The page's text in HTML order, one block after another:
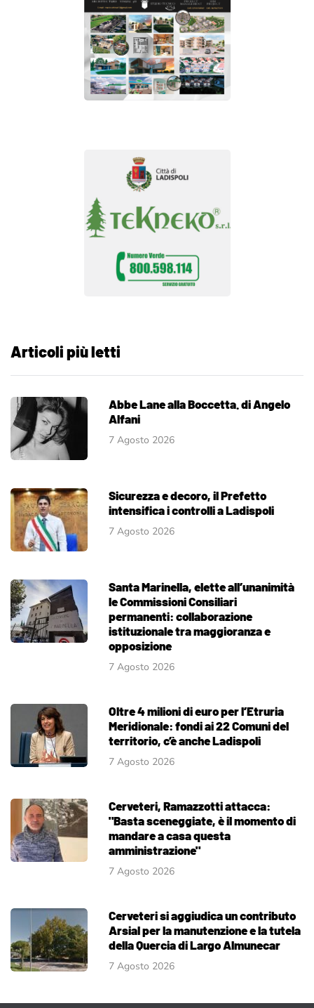
Articoli più letti
Abbe Lane alla Boccetta. di Angelo
Alfani
7 Agosto 2026
Sicurezza e decoro, il Prefetto
intensifica i controlli a Ladispoli
7 Agosto 2026
Santa Marinella, elette all’unanimità
le Commissioni Consiliari
permanenti: collaborazione
istituzionale tra maggioranza e
opposizione
7 Agosto 2026
Oltre 4 milioni di euro per l’Etruria
Meridionale: fondi ai 22 Comuni del
territorio, c’è anche Ladispoli
7 Agosto 2026
Cerveteri, Ramazzotti attacca:
"Basta sceneggiate, è il momento di
mandare a casa questa
amministrazione"
7 Agosto 2026
Cerveteri si aggiudica un contributo
Arsial per la manutenzione e la tutela
della Quercia di Largo Almunecar
7 Agosto 2026